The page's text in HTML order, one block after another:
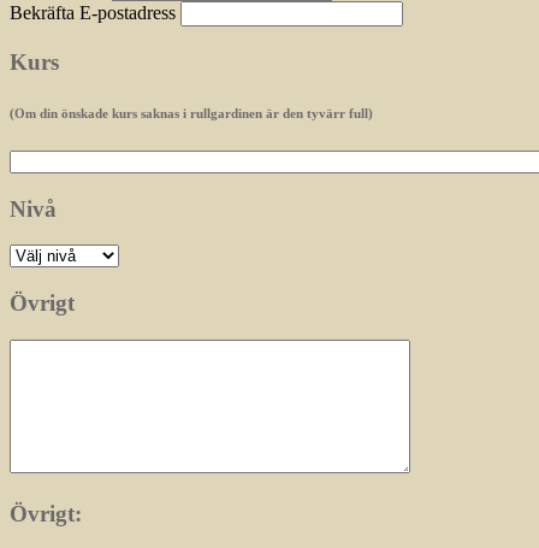
Bekräfta E-postadress
Kurs
(Om din önskade kurs saknas i rullgardinen är den tyvärr full)
Nivå
Övrigt
Övrigt: